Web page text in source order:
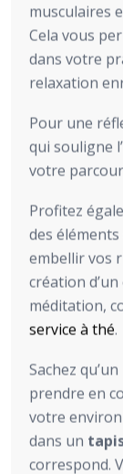
musculaires
Cela vous
dans votre
relaxation
Pour une
qui souligne
votre
Profitez
des
embellir vos
création
méditation,
service à thé.
Sachez
prendre en
votre
dans un
correspond.